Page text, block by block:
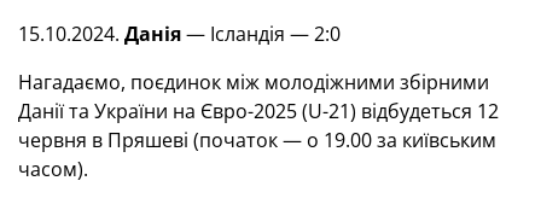
15.10.2024. Данія— Ісландія — 2:0
Нагадаємо, поєдинок між молодіжними збірними
Данії та України на Євро-2025 (U-21) відбудеться 12
червня в Пряшеві (початок — о 19.00 за київським
часом).